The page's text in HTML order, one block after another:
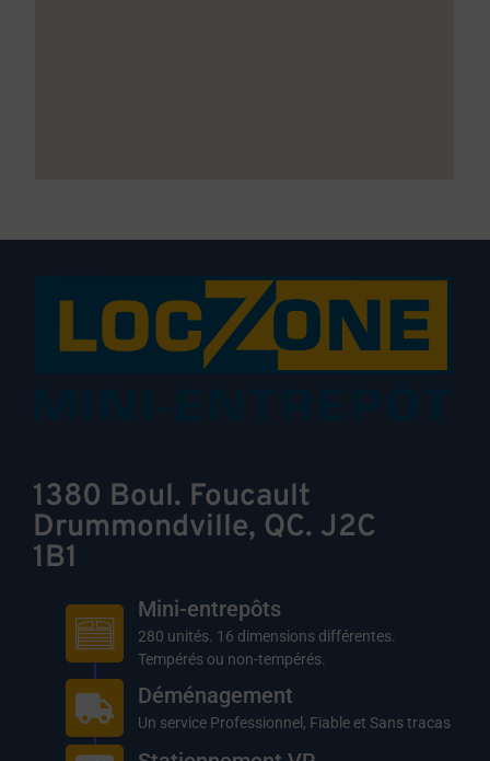
1380 Boul. Foucault
Drummondville, QC. J2C
1B1
Mini-entrepôts
280 unités. 16 dimensions différentes.
Tempérés ou non-tempérés.
Déménagement
Un service Professionnel, Fiable et Sans tracas
RÉSERVEZ
RAPIDEMENT! 819 478-
6077